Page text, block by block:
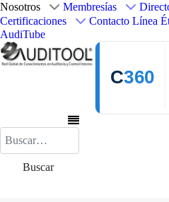
Nosotros Membresías
Certificaciones
Contacto Línea
AudiTube
C360
Buscar
Buscar